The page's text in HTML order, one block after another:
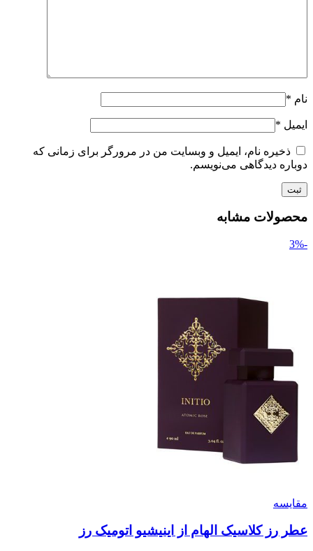
نام *
ایمیل *
ذخیره نام، ایمیل و وبسایت من در مرورگر برای زمانی که
دوباره دیدگاهی می‌نویسم.
محصولات مشابه
-3%
مقایسه
عطر رز کلاسیک الهام از اینیشیو اتومیک رز